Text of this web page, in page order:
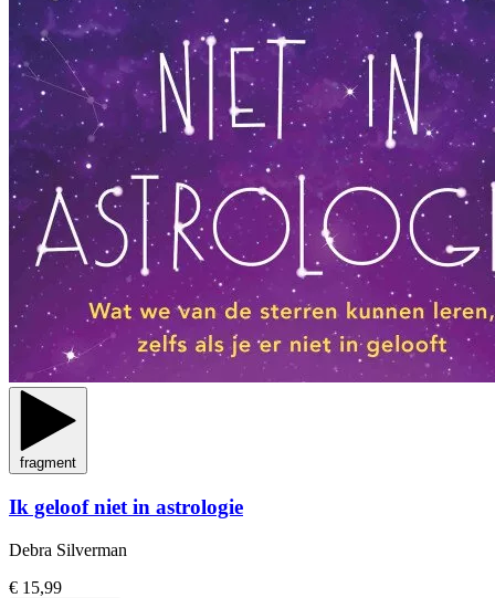
fragment
Ik geloof niet in astrologie
Debra Silverman
€ 15,99